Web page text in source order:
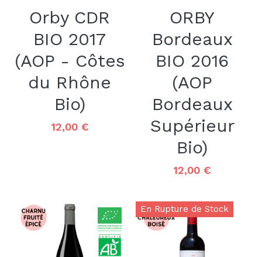
Orby CDR
BIO 2017
(AOP - Côtes
du Rhône
Bio)
12,00 €
ORBY
Bordeaux
BIO 2016
(AOP
Bordeaux
Supérieur
Bio)
12,00 €
En Rupture de Stock